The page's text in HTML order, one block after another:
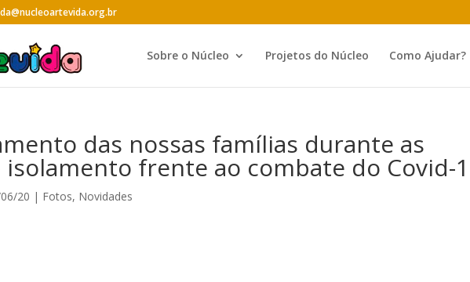
Sobre o Núcleo Projetos do Núcleo Como Ajudar?
das nossas famílias durante as
isolamento frente ao combate do Covid-
20 | Fotos, Novidades